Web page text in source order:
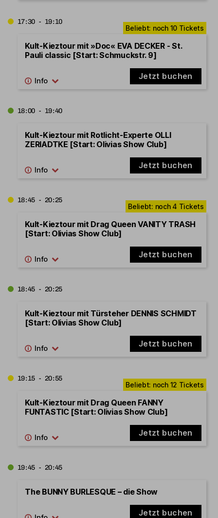
17:30 - 19:10
Kult-Kieztour mit »Doc« EVA DECKER - St.
Pauli classic [Start: Schmuckstr. 9]
Jetzt buchen
18:00 - 19:40
Kult-Kieztour mit Rotlicht-Experte OLLI
ZERIADTKE [Start: Olivias Show Club]
Jetzt buchen
18:45 - 20:25
Kult-Kieztour mit Drag Queen VANITY TRASH
[Start: Olivias Show Club]
Jetzt buchen
18:45 - 20:25
Kult-Kieztour mit Türsteher DENNIS SCHMIDT
[Start: Olivias Show Club]
Jetzt buchen
19:15 - 20:55
Kult-Kieztour mit Drag Queen FANNY
FUNTASTIC [Start: Olivias Show Club]
Jetzt buchen
19:45 - 20:45
The BUNNY BURLESQUE – die Show
Jetzt buchen